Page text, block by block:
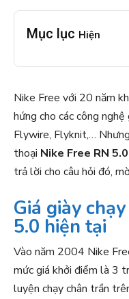
Mục lục Hiện
Nike Free với 20 năm
hứng cho các công
Flywire, Flyknit,…
thoại Nike Free RN 5.0
trả lời cho câu hỏi đó,
Giá giày
5.0 hiện tại
Vào năm 2004 Nike
mức giá khởi điểm là 3
luyện chạy chân trần